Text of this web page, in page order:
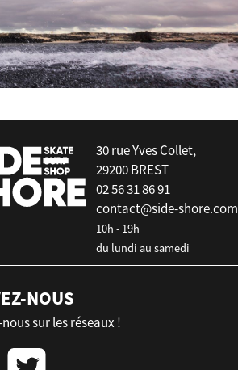
30 rue Yves Collet,
29200 BREST
02 56 31 86 91
contact@side-shore.com
10h - 19h
du lundi au samedi
NOUS
sur les réseaux !